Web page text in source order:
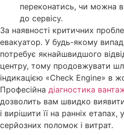
переконатись, чи можна
до сервісу.
За наявності критичних
евакуатор. У будь-якому
потребує якнайшвидшого
центру, тому продовжувати
індикацією «Check Engine» в
Професійна діагностика
дозволить вам швидко
і вирішити її на ранніх
серйозних поломок і витрат.